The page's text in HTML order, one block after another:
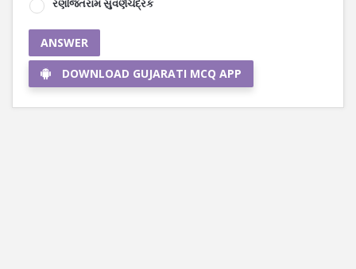
રણજિતરામ સુવર્ણચંદ્રક
ANSWER
DOWNLOAD GUJARATI MCQ APP